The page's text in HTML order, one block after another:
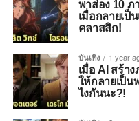
พาส่อง 10 ภ
เมื่อกลายเป็
คลาสสิก!
บันเทิง 1 year
เมื่อ AI สร้า
ให้กลายเป็น
ไงกันนะ?!